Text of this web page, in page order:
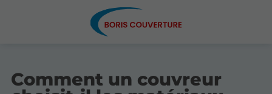
Comment un couvreur